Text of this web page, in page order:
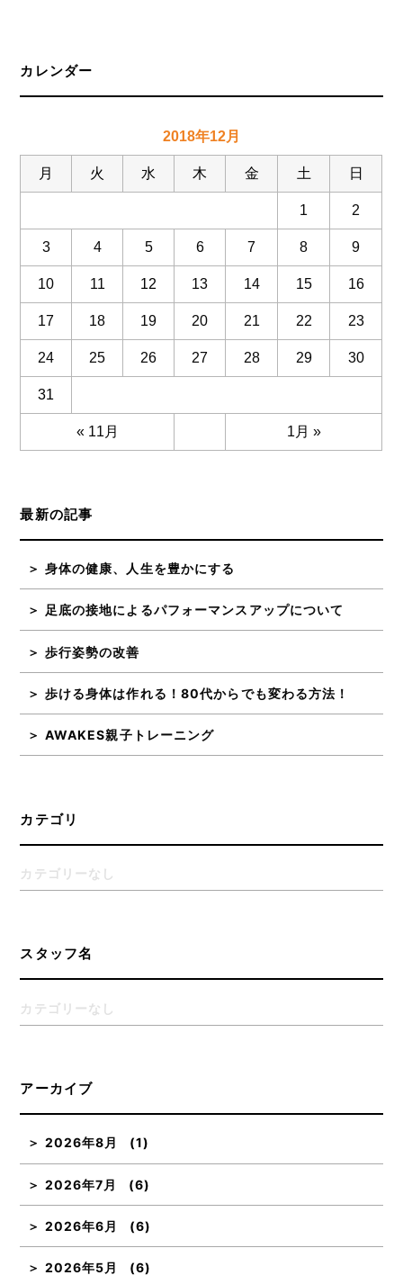
カレンダー
2018年12月
月 火 水 木 金 土 日
« 11月 1月 »
1 2
3 4 5 6 7 8 9
10 11 12 13 14 15 16
17 18 19 20 21 22 23
24 25 26 27 28 29 30
31
最新の記事
身体の健康、人生を豊かにする
足底の接地によるパフォーマンスアップについて
歩行姿勢の改善
歩ける身体は作れる！80代からでも変わる方法！
AWAKES親子トレーニング
カテゴリ
カテゴリーなし
スタッフ名
カテゴリーなし
アーカイブ
2026年8月 (1)
2026年7月 (6)
2026年6月 (6)
2026年5月 (6)